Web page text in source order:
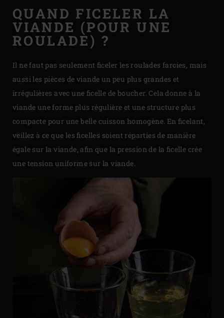
QUAND FICELER LA
VIANDE (POUR UNE
ROULADE) ?
Il ne faut pas seulement ficeler les roulades farcies, mais
aussi les pièces de viande un peu plus grandes et
irrégulières avec une ficelle de boucher. Cela donne à la
viande une forme plus régulière et une structure plus
compacte pour une belle cuisson homogène. En ficelant,
veillez à ce que les ficelles soient réparties de manière
égale sur la viande, afin que la pression de la ficelle crée
une tension uniforme sur la viande.